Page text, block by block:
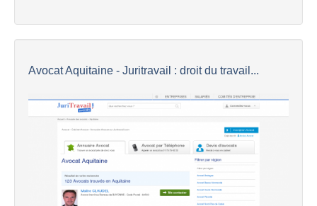
Avocat Aquitaine - Juritravail : droit du travail...